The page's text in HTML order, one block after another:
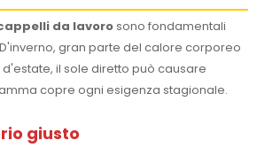
da lavorosono fondamentali
gran parte del calore corporeo
il sole diretto può causare
copre ogni esigenza stagionale.
giusto